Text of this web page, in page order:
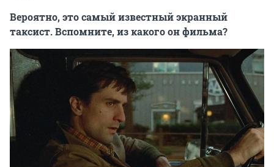
Вероятно, это самый известный экранный
таксист. Вспомните, из какого он фильма?